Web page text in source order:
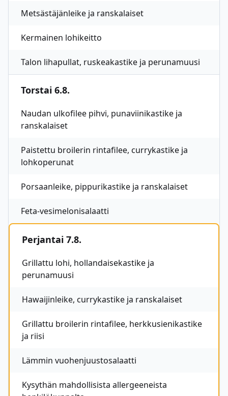
Metsästäjänleike ja ranskalaiset
Kermainen lohikeitto
Talon lihapullat, ruskeakastike ja perunamuusi
Torstai 6.8.
Naudan ulkofilee pihvi, punaviinikastike ja
ranskalaiset
Paistettu broilerin rintafilee, currykastike ja
lohkoperunat
Porsaanleike, pippurikastike ja ranskalaiset
Feta-vesimelonisalaatti
Perjantai 7.8.
Grillattu lohi, hollandaisekastike ja
perunamuusi
Hawaijinleike, currykastike ja ranskalaiset
Grillattu broilerin rintafilee, herkkusienikastike
ja riisi
Lämmin vuohenjuustosalaatti
Kysythän mahdollisista allergeeneista